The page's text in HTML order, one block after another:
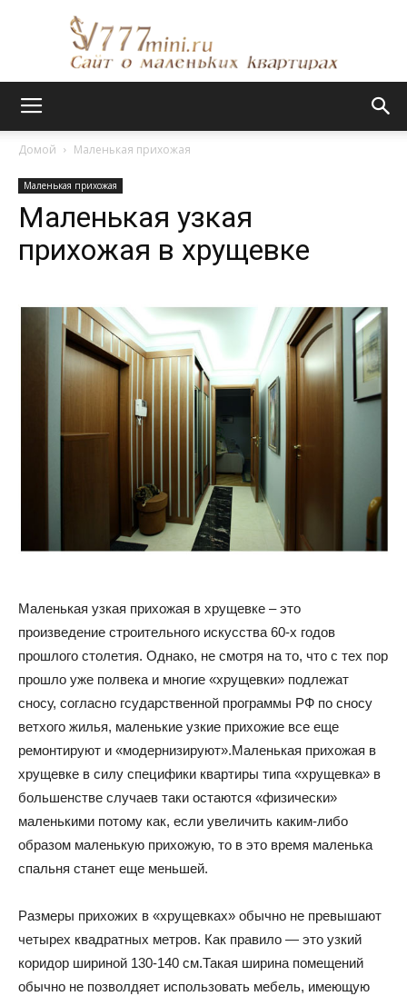
квартирах
домах:
фото,
и
Домой Маленькая прихожая
Маленькая прихожая
Маленькая узкая
прихожая в хрущевке
Маленькая узкая прихожая в хрущевке – это
произведение строительного искусства 60-х годов
прошлого столетия. Однако, не смотря на то, что с тех пор
прошло уже полвека и многие «хрущевки» подлежат
сносу, согласно гсударственной программы РФ по сносу
ветхого жилья, маленькие узкие прихожие все еще
ремонтируют и «модернизируют».Маленькая прихожая в
хрущевке в силу специфики квартиры типа «хрущевка» в
большенстве случаев таки остаются «физически»
маленькими потому как, если увеличить каким-либо
образом маленькую прихожую, то в это время маленька
спальня станет еще меньшей.
Размеры прихожих в «хрущевках» обычно не превышают
четырех квадратных метров. Как правило — это узкий
коридор шириной 130-140 см.Такая ширина помещений
обычно не позволдяет использовать мебель, имеющую